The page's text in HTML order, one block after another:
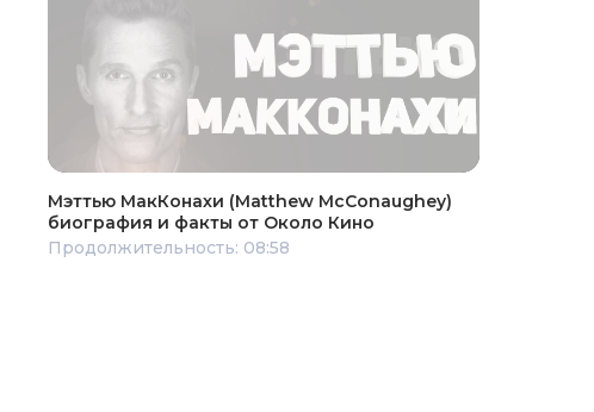
Мэттью МакКонахи (Matthew McConaughey)
биография и факты от Около Кино
Продолжительность: 08:58